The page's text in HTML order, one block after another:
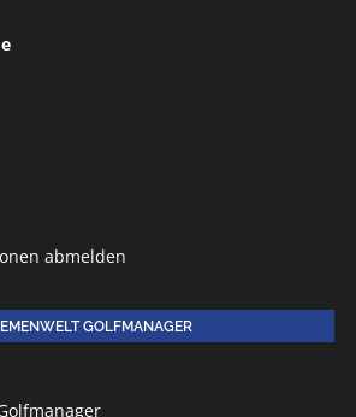
abmelden
GOLFMANAGER